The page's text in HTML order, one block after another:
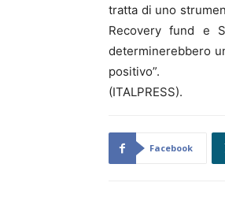
tratta di uno
Recovery fund e
determinerebbero
positivo”.
(ITALPRESS).
Facebook